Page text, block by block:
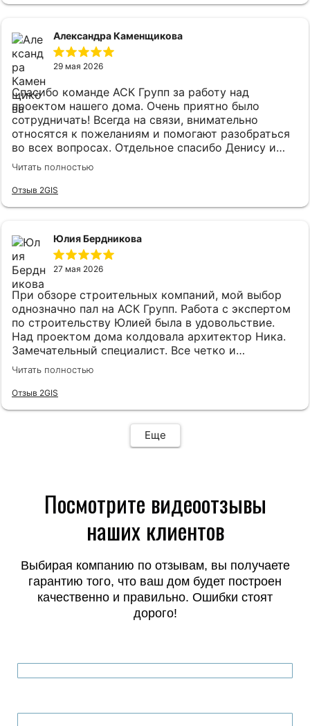
опытный прораб. Фундамент готов был за 10 дней,
начиная от выемки торфа до заливки! Большое
спасибо всей команде причастной к данному
этапу! Завезли материалы для стен, также хочется
выразить благодарность Александру Туркину и его
команде ! Для весенних работ всё сделано!
Спасибо всей команде "АСК-ГРУПП"!!! Дополняю
отзыв: 21 апреля начали работы по возведению
стен..., 21 мая коробка под крышей!!! Двигаемся
дальше!
Александра Каменщикова
29 мая 2026
Спасибо команде АСК Групп за работу над
проектом нашего дома. Очень приятно было
сотрудничать! Всегда на связи, внимательно
относятся к пожеланиям и помогают разобраться
во всех вопросах. Отдельное спасибо Денису и
Евгению за профессионализм, терпение и
понимание ☺️ Остались очень хорошие
впечатления от работы с компанией, поэтому
Читать полностью
Отзыв 2GIS
Юлия Бердникова
27 мая 2026
При обзоре строительных компаний, мой выбор
однозначно пал на АСК Групп. Работа с экспертом
по строительству Юлией была в удовольствие.
Над проектом дома колдовала архитектор Ника.
Замечательный специалист. Все четко и
профессионально. Встреча с прорабом только
подтвердила мой выбор компании! Спасибо. Идём
на строительство дома мечты!
Читать полностью
Отзыв 2GIS
Еще
Посмотрите видеоотзывы
наших клиентов
Выбирая компанию по отзывам, вы получаете
гарантию того, что ваш дом будет построен
качественно и правильно. Ошибки стоят
дорого!